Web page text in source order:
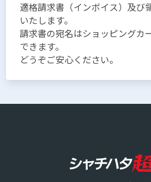
適格請求書（インボイス）及び
いたします。
請求書の宛名はショッピングカ
できます。
どうぞご安心ください。